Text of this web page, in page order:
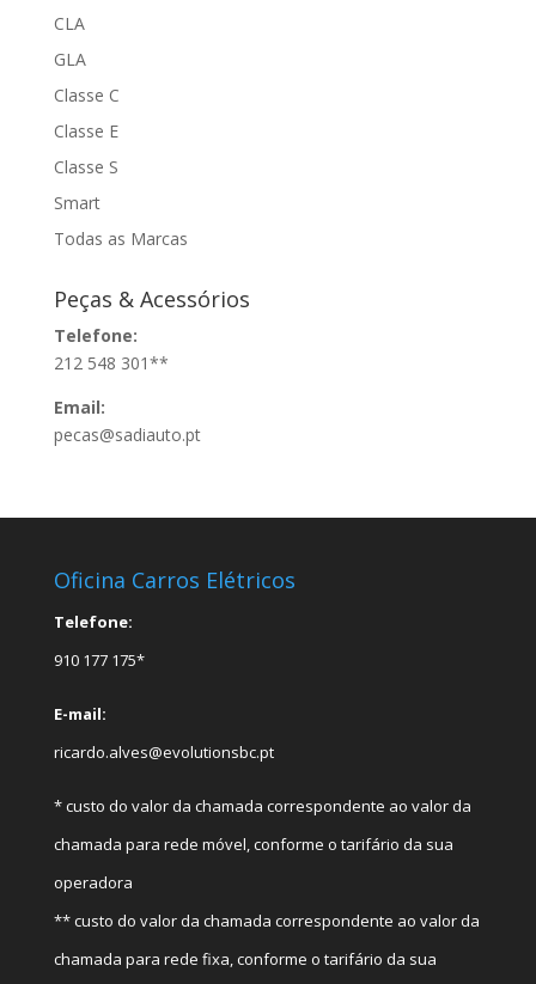
CLA
GLA
Classe C
Classe E
Classe S
Smart
Todas as Marcas
Peças & Acessórios
Telefone:
212 548 301**
Email:
pecas@sadiauto.pt
Oficina Carros Elétricos
Telefone:
910 177 175*
E-mail:
ricardo.alves@evolutionsbc.pt
* custo do valor da chamada correspondente ao valor da
chamada para rede móvel, conforme o tarifário da sua
operadora
** custo do valor da chamada correspondente ao valor da
chamada para rede fixa, conforme o tarifário da sua